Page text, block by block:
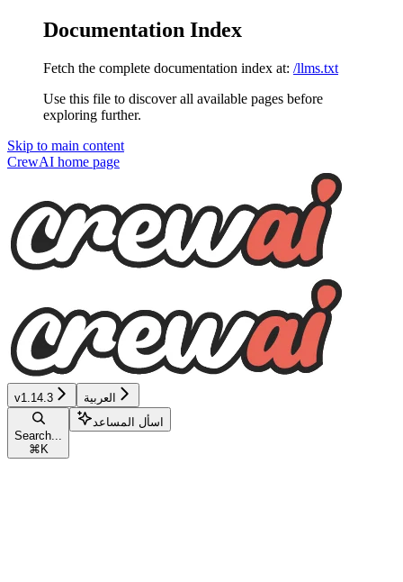
Documentation Index
Fetch the complete documentation index at: /llms.txt
Use this file to discover all available pages before
exploring further.
Skip to main content
CrewAI home page
v1.14.3 العربية
Search...
⌘ K
اسأل المساعد